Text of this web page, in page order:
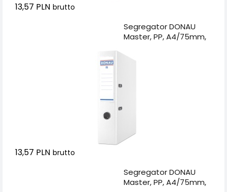
13,57 PLN brutto
Segregator DONAU
Master, PP, A4/75mm,
13,57 PLN brutto
Segregator DONAU
Master, PP, A4/75mm,